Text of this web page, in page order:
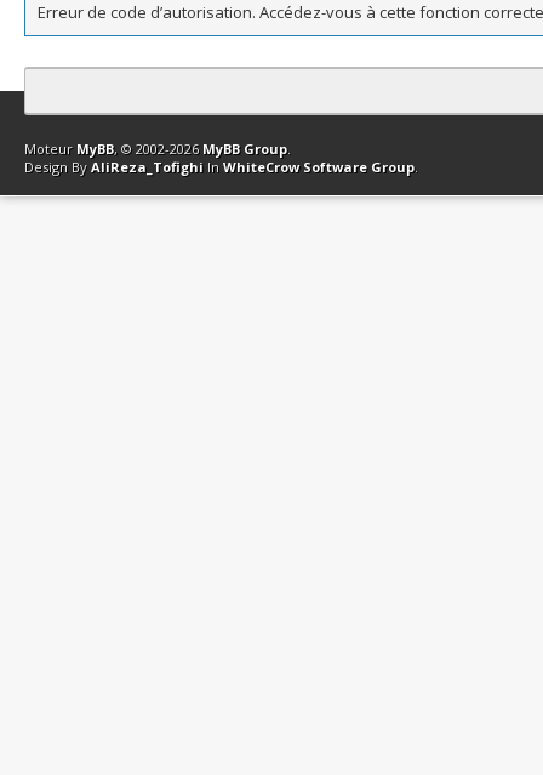
Erreur de code d’autorisation. Accédez-vous à cette fonction
Contact Club Affiliation Retourner en haut Version bas-débit
Moteur MyBB, © 2002-2026 MyBB Group.
Design By AliReza_Tofighi In WhiteCrow Software Group.